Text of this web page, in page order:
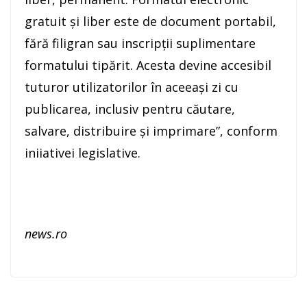
gratuit şi liber este de document portabil,
fără filigran sau inscripţii suplimentare
formatului tipărit. Acesta devine accesibil
tuturor utilizatorilor în aceeaşi zi cu
publicarea, inclusiv pentru căutare,
salvare, distribuire şi imprimare”, conform
iniiativei legislative.
news.ro